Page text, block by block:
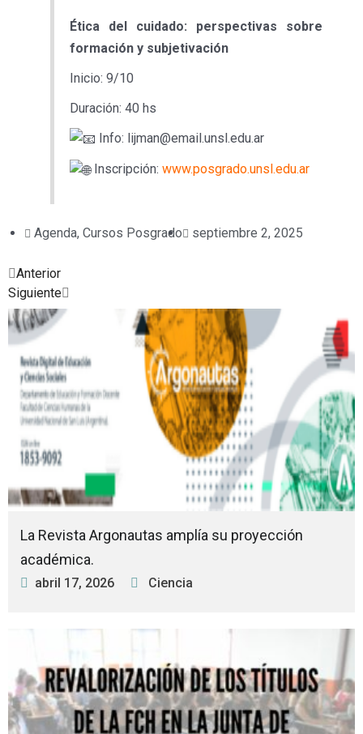
Ética del cuidado: perspectivas sobre
formación y subjetivación
Inicio: 9/10
Duración: 40 hs
Info: lijman@email.unsl.edu.ar
Inscripción: www.posgrado.unsl.edu.ar
Agenda, Cursos Posgrado septiembre 2, 2025
Prev
Anterior
Siguiente
La Revista Argonautas amplía su proyección
académica.
abril 17, 2026
Posted
in
Ciencia
Posted
in
Posted
Posted
in
Posted
in
Posted
in
Posted
in